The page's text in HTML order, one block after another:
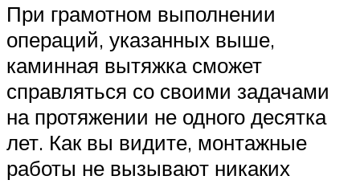
При грамотном выполнении
операций, указанных выше,
каминная вытяжка сможет
справляться со своими задачами
на протяжении не одного десятка
лет. Как вы видите, монтажные
работы не вызывают никаких